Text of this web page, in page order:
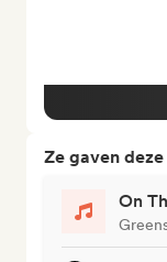
Ze gaven
On